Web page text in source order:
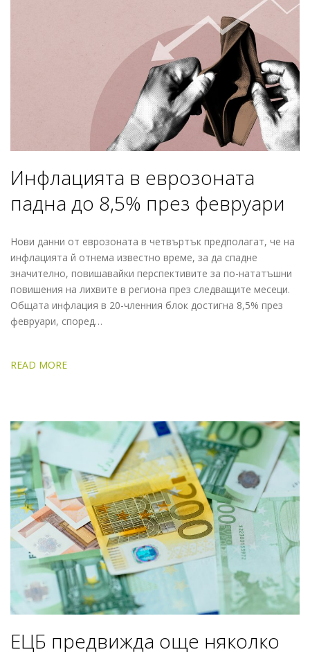
Инфлацията в еврозоната
падна до 8,5% през февруари
Нови данни от еврозоната в четвъртък предполагат, че на
инфлацията й отнема известно време, за да спадне
значително, повишавайки перспективите за по-нататъшни
повишения на лихвите в региона през следващите месеци.
Общата инфлация в 20-членния блок достигна 8,5% през
февруари, според…
READ MORE
ЕЦБ предвижда още няколкo